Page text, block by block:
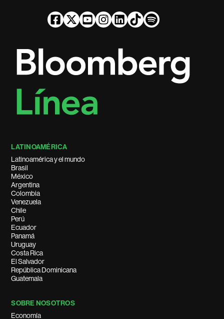
LATINOAMÉRICA
Latinoamérica y el mundo
Brasil
México
Argentina
Colombia
Venezuela
Chile
Perú
Ecuador
Panamá
Uruguay
Costa Rica
El Salvador
República Dominicana
Guatemala
SOBRE NOSOTROS
Economía